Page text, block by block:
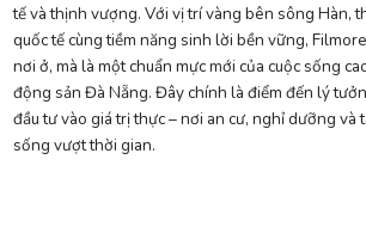
tế và thịnh vượng. Với vị trí vàng bên sông Hàn,
quốc tế cùng tiềm năng sinh lời bền vững,
nơi ở, mà là một chuẩn mực mới của cuộc sống
động sản Đà Nẵng. Đây chính là điểm đến lý
đầu tư vào giá trị thực – nơi an cư, nghỉ dưỡng và
sống vượt thời gian.